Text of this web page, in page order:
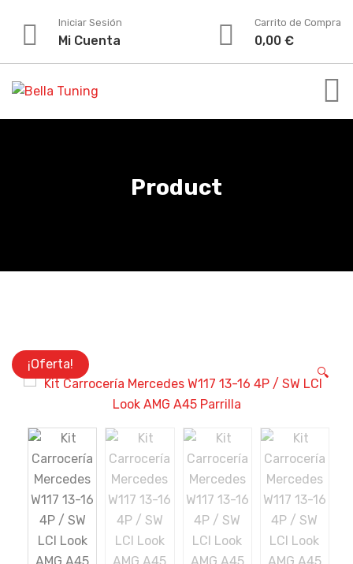
Iniciar Sesión
Mi Cuenta
Carrito de Compra
0,00 €
Product
¡Oferta!
🔍